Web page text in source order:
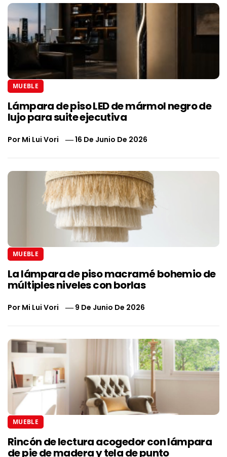
MUEBLE
Lámpara de piso LED de mármol negro de
lujo para suite ejecutiva
Por Mi Lui Vori 16 De Junio De 2026
MUEBLE
La lámpara de piso macramé bohemio de
múltiples niveles con borlas
Por Mi Lui Vori 9 De Junio De 2026
MUEBLE
Rincón de lectura acogedor con lámpara
de pie de madera y tela de punto